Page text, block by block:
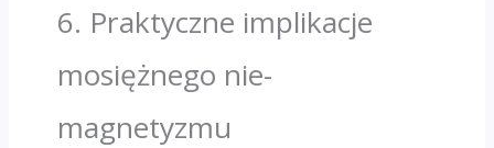
6. Praktyczne implikacje
mosiężnego nie-
magnetyzmu